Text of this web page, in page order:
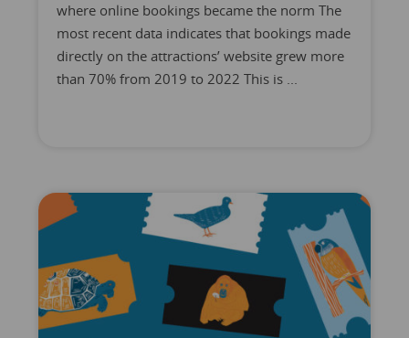
where online bookings became the norm The
most recent data indicates that bookings made
directly on the attractions’ website grew more
than 70% from 2019 to 2022 This is ...